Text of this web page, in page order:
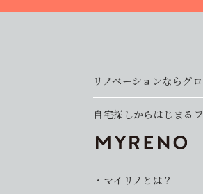
リノベーションならグ
自宅探しからはじまる
マイリノとは？